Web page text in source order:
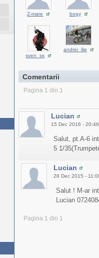
Z-mare bogy
sven_ss
andrei_ilie
Comentarii
Pagina 1 din 1
Lucian
15 Dec 2016 - 20:46
Salut, pt.A-6
5 1/
Lucian
28 Dec 2015 -
Salut ! M-ar
Lucian
Pagina 1 din 1